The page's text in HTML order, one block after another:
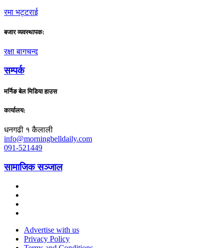
रमा भट्टराई
बजार व्यवस्थापक:
रक्षा बागचन्द
सम्पर्क
मर्निङ बेल मिडिया हाउस
कार्यालय:
धनगढी १ कैलाली
info@morningbelldaily.com
091-521449
सामाजिक सञ्जाल
Advertise with us
Privacy Policy